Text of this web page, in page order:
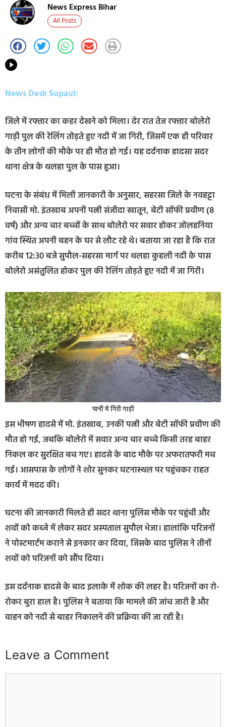
News Express Bihar
All Posts
News Desk Supaul:
जिले में रफ्तार का कहर देखने को मिला। देर रात तेज रफ्तार बोलेरो
गाड़ी पुल की रेलिंग तोड़ते हुए नदी में जा गिरी, जिसमें एक ही परिवार
के तीन लोगों की मौके पर ही मौत हो गई। यह दर्दनाक हादसा सदर
थाना क्षेत्र के थलहा पुल के पास हुआ।
घटना के संबंध में मिली जानकारी के अनुसार, सहरसा जिले के नवहट्टा
निवासी मो. इंतखाब अपनी पत्नी संजीदा खातून, बेटी सॉफी प्रवीण (8
वर्ष) और अन्य चार बच्चों के साथ बोलेरो पर सवार होकर जोलहनिया
गांव स्थित अपनी बहन के घर से लौट रहे थे। बताया जा रहा है कि रात
करीब 12:30 बजे सुपौल-सहरसा मार्ग पर थलहा कुहली नदी के पास
बोलेरो असंतुलित होकर पुल की रेलिंग तोड़ते हुए नदी में जा गिरी।
पानी मे गिरी गाड़ी
इस भीषण हादसे में मो. इंतखाब, उनकी पत्नी और बेटी सॉफी प्रवीण की
मौत हो गई, जबकि बोलेरो में सवार अन्य चार बच्चे किसी तरह बाहर
निकल कर सुरक्षित बच गए। हादसे के बाद मौके पर अफरातफरी मच
गई। आसपास के लोगों ने शोर सुनकर घटनास्थल पर पहुंचकर राहत
कार्य में मदद की।
घटना की जानकारी मिलते ही सदर थाना पुलिस मौके पर पहुंची और
शवों को कब्जे में लेकर सदर अस्पताल सुपौल भेजा। हालांकि परिजनों
ने पोस्टमार्टम कराने से इनकार कर दिया, जिसके बाद पुलिस ने तीनों
शवों को परिजनों को सौंप दिया।
इस दर्दनाक हादसे के बाद इलाके में शोक की लहर है। परिजनों का रो-
रोकर बुरा हाल है। पुलिस ने बताया कि मामले की जांच जारी है और
वाहन को नदी से बाहर निकालने की प्रक्रिया की जा रही है।
Leave a Comment